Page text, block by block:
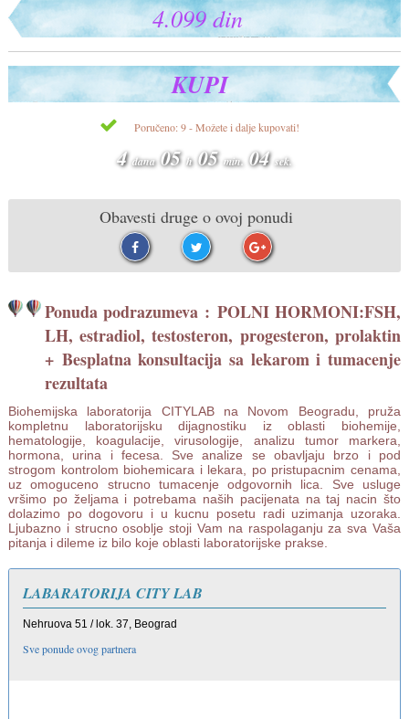
4.099 din
KUPI
Poručeno: 9 - Možete i dalje kupovati!
4dana 05h 05min. 03sek.
Obavesti druge o ovoj ponudi
Ponuda podrazumeva : POLNI HORMONI:FSH,
LH, estradiol, testosteron, progesteron, prolaktin
+ Besplatna konsultacija sa lekarom i tumacenje
rezultata
Biohemijska laboratorija CITYLAB na Novom Beogradu, pruža
kompletnu laboratorijsku dijagnostiku iz oblasti biohemije,
hematologije, koagulacije, virusologije, analizu tumor markera,
hormona, urina i fecesa. Sve analize se obavljaju brzo i pod
strogom kontrolom biohemicara i lekara, po pristupacnim cenama,
uz omoguceno strucno tumacenje odgovornih lica. Sve usluge
vršimo po željama i potrebama naših pacijenata na taj nacin što
dolazimo po dogovoru i u kucnu posetu radi uzimanja uzoraka.
Ljubazno i strucno osoblje stoji Vam na raspolaganju za sva Vaša
pitanja i dileme iz bilo koje oblasti laboratorijske prakse.
LABARATORIJA CITY LAB
Nehruova 51 / lok. 37, Beograd
Sve ponude ovog partnera